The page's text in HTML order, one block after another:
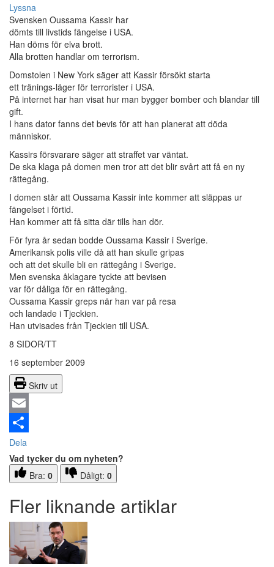
Lyssna
Svensken Oussama Kassir har
dömts till livstids fängelse i USA.
Han döms för elva brott.
Alla brotten handlar om terrorism.
Domstolen i New York säger att Kassir försökt starta
ett tränings-läger för terrorister i USA.
På internet har han visat hur man bygger bomber och blandar till
gift.
I hans dator fanns det bevis för att han planerat att döda
människor.
Kassirs försvarare säger att straffet var väntat.
De ska klaga på domen men tror att det blir svårt att få en ny
rättegång.
I domen står att Oussama Kassir inte kommer att släppas ur
fängelset i förtid.
Han kommer att få sitta där tills han dör.
För fyra år sedan bodde Oussama Kassir i Sverige.
Amerikansk polis ville då att han skulle gripas
och att det skulle bli en rättegång i Sverige.
Men svenska åklagare tyckte att bevisen
var för dåliga för en rättegång.
Oussama Kassir greps när han var på resa
och landade i Tjeckien.
Han utvisades från Tjeckien till USA.
8 SIDOR/TT
16 september 2009
Skriv ut
Email
Dela
Vad tycker du om nyheten?
Bra: 0 Dåligt: 0
Fler liknande artiklar